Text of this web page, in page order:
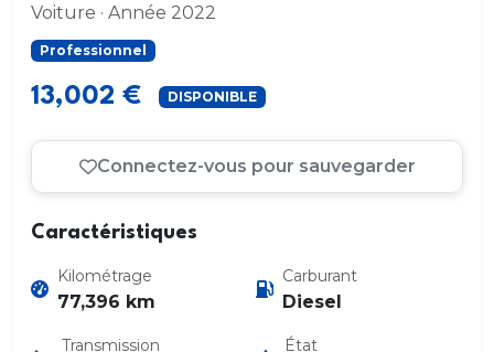
Voiture · Année 2022
Professionnel
13,002 € DISPONIBLE
Connectez-vous pour sauvegarder
Caractéristiques
Kilométrage
77,396 km
Carburant
Diesel
Transmission État